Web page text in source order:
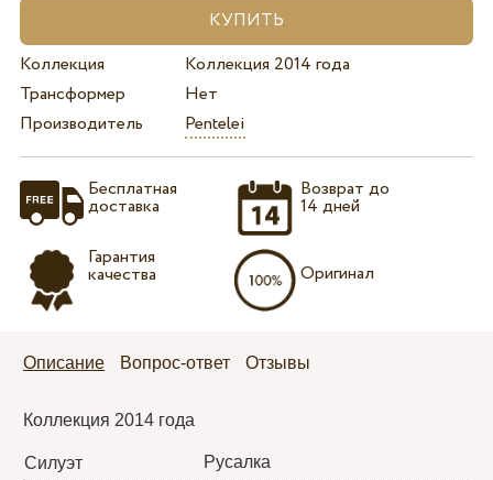
Коллекция
Коллекция 2014 года
Трансформер
Нет
Производитель
Pentelei
Бесплатная
доставка
Гарантия
качества
Возврат до
14 дней
Оригинал
Описание Вопрос-ответ Отзывы
Коллекция 2014 года
Силуэт
Русалка